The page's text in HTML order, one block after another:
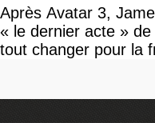
Après Avatar 3,
« le dernier acte »
tout changer pour la